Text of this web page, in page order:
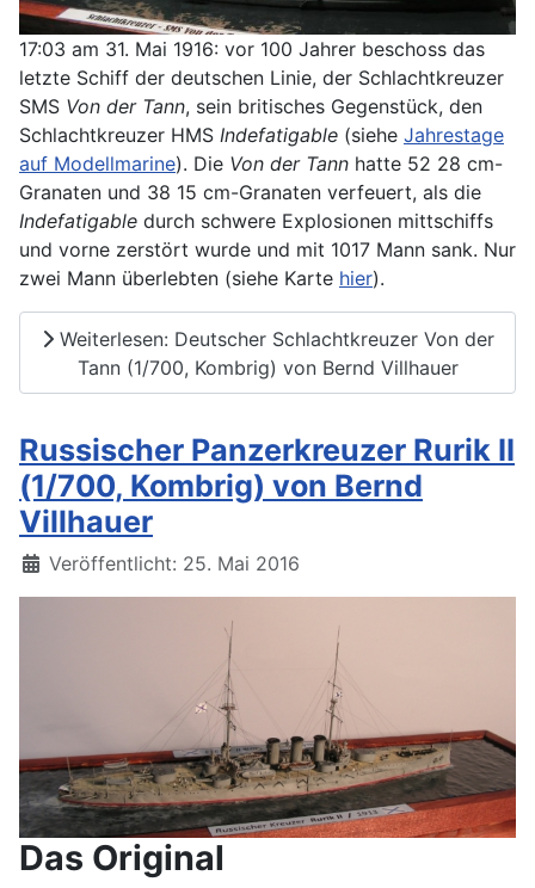
17:03 am 31. Mai 1916: vor 100 Jahrer beschoss das
letzte Schiff der deutschen Linie, der Schlachtkreuzer
SMS Von der Tann, sein britisches Gegenstück, den
Schlachtkreuzer HMS Indefatigable (siehe Jahrestage
auf Modellmarine). Die Von der Tann hatte 52 28 cm-
Granaten und 38 15 cm-Granaten verfeuert, als die
Indefatigable durch schwere Explosionen mittschiffs
und vorne zerstört wurde und mit 1017 Mann sank. Nur
zwei Mann überlebten (siehe Karte hier).
Weiterlesen: Deutscher Schlachtkreuzer Von der
Tann (1/700, Kombrig) von Bernd Villhauer
Russischer Panzerkreuzer Rurik II
(1/700, Kombrig) von Bernd
Villhauer
Details
Veröffentlicht: 25. Mai 2016
Das Original